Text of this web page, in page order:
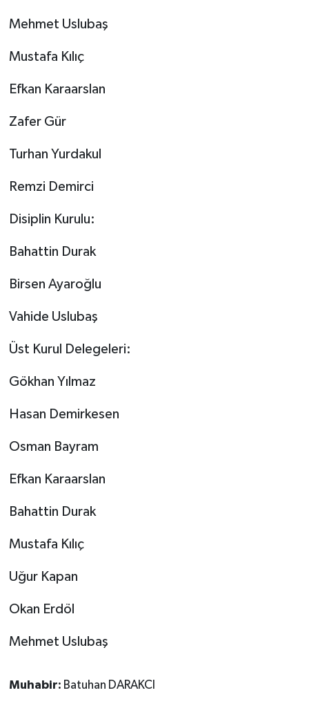
Mehmet Uslubaş
Mustafa Kılıç
Efkan Karaarslan
Zafer Gür
Turhan Yurdakul
Remzi Demirci
Disiplin Kurulu:
Bahattin Durak
Birsen Ayaroğlu
Vahide Uslubaş
Üst Kurul Delegeleri:
Gökhan Yılmaz
Hasan Demirkesen
Osman Bayram
Efkan Karaarslan
Bahattin Durak
Mustafa Kılıç
Uğur Kapan
Okan Erdöl
Mehmet Uslubaş
Muhabir: Batuhan DARAKCI